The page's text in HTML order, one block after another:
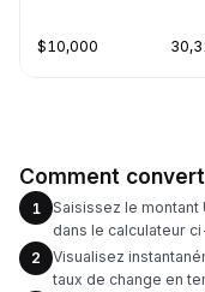
$10,000
Comment
1
Saisissez le montant
dans le calculateur
2
Visualisez
taux de change en